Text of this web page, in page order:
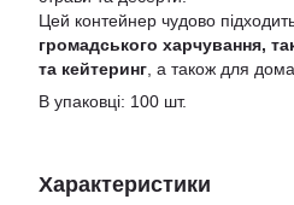
Цей контейнер чудово
громадського харчування,
та кейтеринг , а також для
В упаковці: 100 шт.
Характеристики